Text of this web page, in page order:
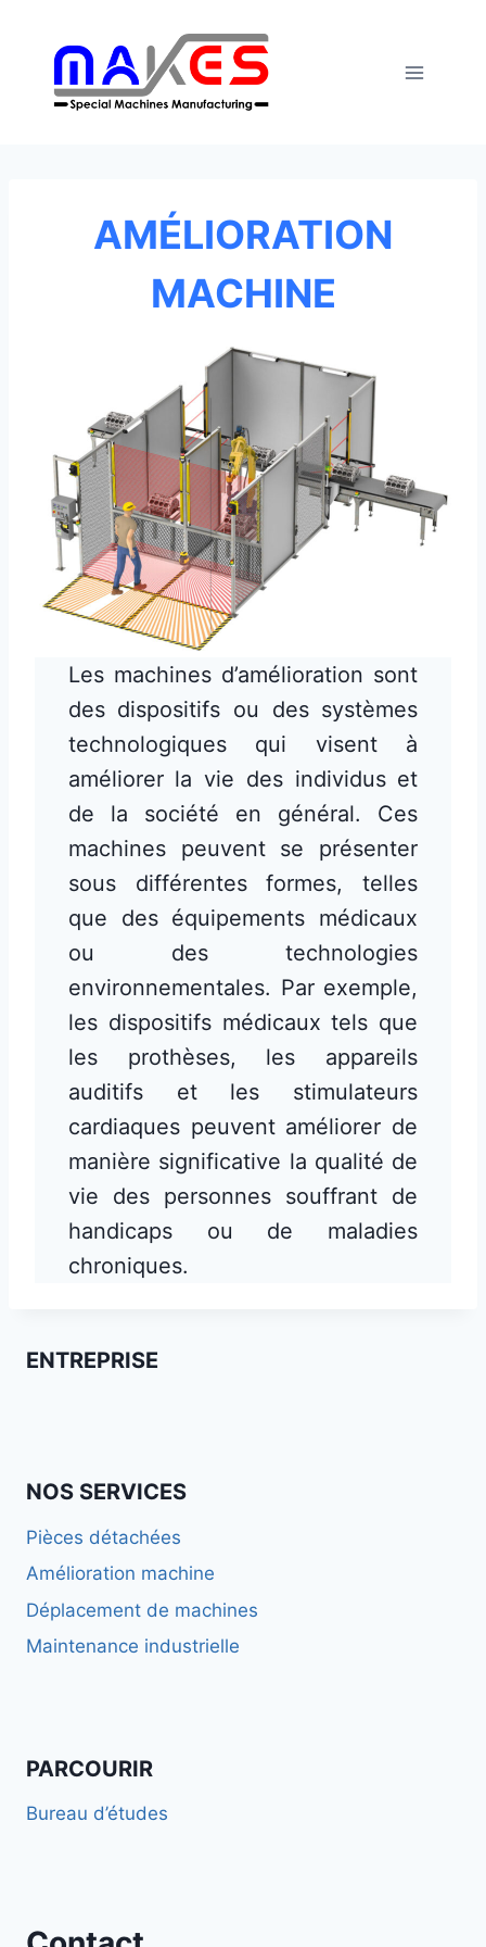
AMÉLIORATION
MACHINE
Les machines d’amélioration sont
des dispositifs ou des systèmes
technologiques qui visent à
améliorer la vie des individus et
de la société en général. Ces
machines peuvent se présenter
sous différentes formes, telles
que des équipements médicaux
ou des technologies
environnementales. Par exemple,
les dispositifs médicaux tels que
les prothèses, les appareils
auditifs et les stimulateurs
cardiaques peuvent améliorer de
manière significative la qualité de
vie des personnes souffrant de
handicaps ou de maladies
chroniques.
ENTREPRISE
NOS SERVICES
Pièces détachées
Amélioration machine
Déplacement de machines
Maintenance industrielle
PARCOURIR
Bureau d’études